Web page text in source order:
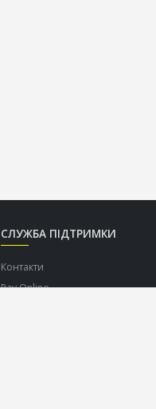
СЛУЖБА ПІДТРИМКИ
Контакти
Pay Online